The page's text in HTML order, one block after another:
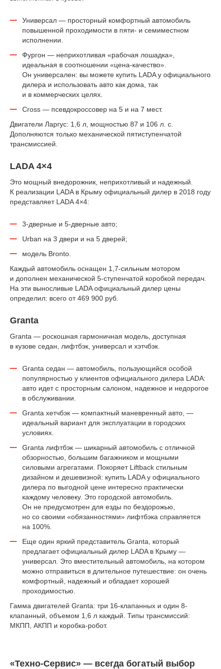
Универсал — просторный комфортный автомобиль
повышенной проходимости в пяти- и семиместном
исполнении.
Фургон — неприхотливая «рабочая лошадка»,
идеальная в соотношении «цена-качество».
Он универсален: вы можете купить LADA у официального
дилера и использовать авто как дома, так
и в коммерческих целях.
Cross — псевдокроссовер на 5 и на 7 мест.
Двигатели Ларгус: 1,6 л, мощностью 87 и 106 л. с.
Дополняются только механической пятиступенчатой
трансмиссией.
LADA 4×4
Это мощный внедорожник, неприхотливый и надежный.
К реализации LADA в Крыму официальный дилер в 2018 году
представляет LADA 4×4:
3-дверные и 5-дверные авто;
Urban на 3 двери и на 5 дверей;
модель Bronto.
Каждый автомобиль оснащен 1,7-сильным мотором
и дополнен механической 5-ступенчатой коробкой передач.
На эти выносливые LADA официальный дилер цены
определил: всего от 469 900 руб.
Granta
Granta — роскошная гармоничная модель, доступная
в кузове седан, лифтбэк, универсал и хэтчбэк.
Granta седан — автомобиль, пользующийся особой
популярностью у клиентов официального дилера LADA:
авто идет с просторным салоном, надежное и недорогое
в обслуживании.
Granta хетчбэк — компактный маневренный авто, —
идеальный вариант для эксплуатации в городских
условиях.
Granta лифтбэк — шикарный автомобиль с отличной
обзорностью, большим багажником и мощными
силовыми агрегатами. Покоряет Liftback стильным
дизайном и дешевизной: купить LADA у официального
дилера по выгодной цене интересно практически
каждому человеку. Это городской автомобиль.
Он не предусмотрен для езды по бездорожью,
но со своими «обязанностями» лифтбэка справляется
на 100%.
Еще один яркий представитель Granta, который
предлагает официальный дилер LADA в Крыму —
универсал. Это вместительный автомобиль, на котором
можно отправиться в длительное путешествие: он очень
комфортный, надежный и обладает хорошей
проходимостью.
Гамма двигателей Granta: три 16-клапанных и один 8-
клапанный, объемом 1,6 л каждый. Типы трансмиссий:
МКПП, АКПП и коробка-робот.
«Техно-Сервис» — всегда богатый выбор